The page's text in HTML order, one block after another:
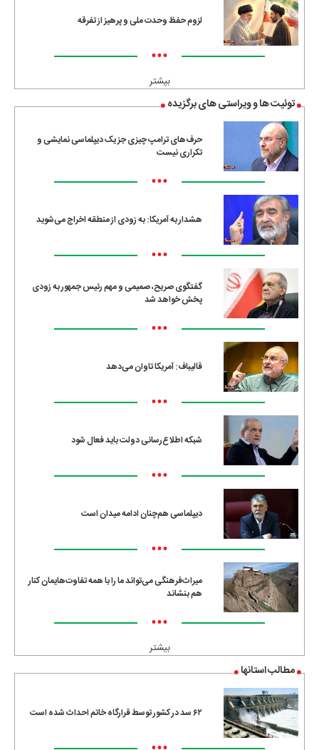
لزوم حفظ وحدت ملی و پرهیز از تفرقه
•••
بیشتر
توئیت ها و ویراستی های برگزیده
حرف‌های ترامپ چیزی جز یک دیپلماسی نمایشی و
تکراری نیست
•••
هشدار به آمریکا: به زودی از منطقه اخراج می‌شوید
•••
گفتگوی صریح، صمیمی و مهم رئیس جمهور به زودی
پخش خواهد شد
•••
قالیباف: آمریکا تاوان می‌دهد
•••
شبکه اطلاع‌رسانی دولت باید فعال شود
•••
دیپلماسی هم‌چنان ادامه میدان است
•••
میراث‌فرهنگی می‌تواند ما را با همه تفاوت‌هایمان کنار
هم بنشاند
•••
بیشتر
مطالب استانها
۶۲ سد در کشور توسط قرارگاه خاتم احداث شده است